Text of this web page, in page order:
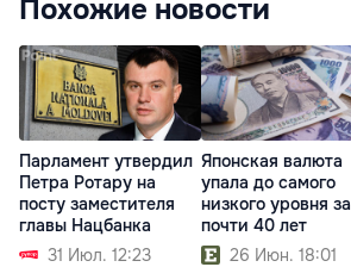
Похожие новости
Парламент утвердил
Петра Ротару на
посту заместителя
главы Нацбанка
31 Июл. 12:23
Японская валюта
упала до самого
низкого уровня за
почти 40 лет
26 Июн. 18:01